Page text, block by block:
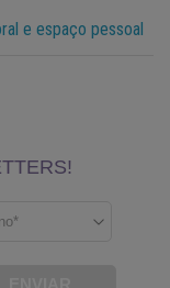
e espaço pessoal